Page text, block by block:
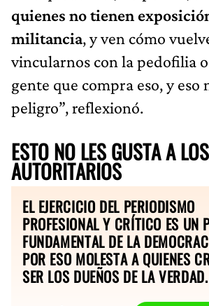
quienes no tienen
militancia, y ven cómo
vincularnos con la pedofilia
gente que compra eso, y eso
peligro”, reflexionó.
ESTO NO LES GUSTA A LOS
AUTORITARIOS
EL EJERCICIO DEL PERIODISMO
PROFESIONAL Y CRÍTICO ES UN
FUNDAMENTAL DE LA
POR ESO MOLESTA A QUIENES
SER LOS DUEÑOS DE LA VERDAD.